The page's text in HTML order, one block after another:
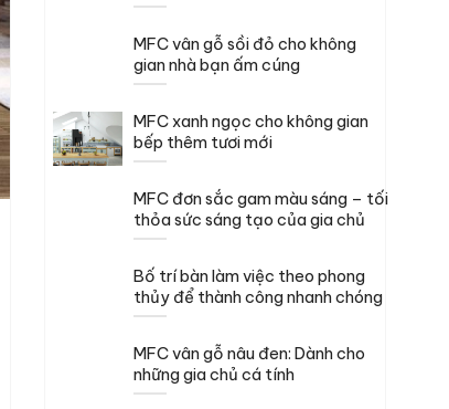
MFC vân gỗ sồi đỏ cho không
gian nhà bạn ấm cúng
MFC xanh ngọc cho không gian
bếp thêm tươi mới
MFC đơn sắc gam màu sáng – tối
thỏa sức sáng tạo của gia chủ
Bố trí bàn làm việc theo phong
thủy để thành công nhanh chóng
MFC vân gỗ nâu đen: Dành cho
những gia chủ cá tính